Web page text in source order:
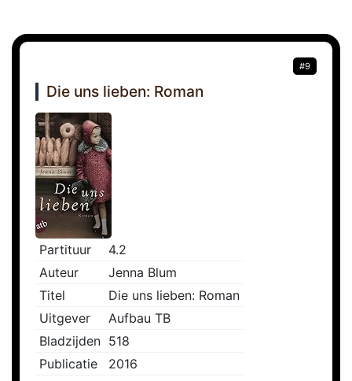
#9
Die uns lieben: Roman
Partituur
4.2
Auteur
Jenna Blum
Titel
Die uns lieben: Roman
Uitgever
Aufbau TB
Bladzijden 518
Publicatie
2016